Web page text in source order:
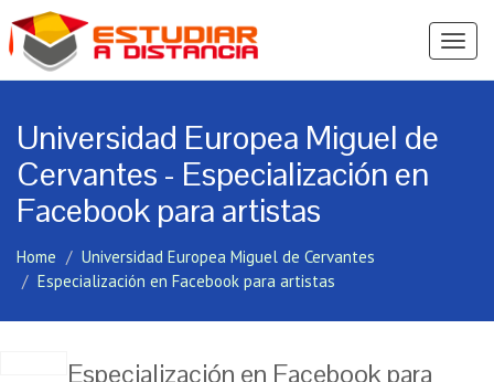
Ver
Universidad Europea Miguel de
Cervantes - Especialización en
Facebook para artistas
Home
Universidad Europea Miguel de Cervantes
Especialización en Facebook para artistas
Especialización en Facebook para